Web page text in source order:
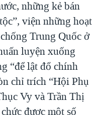
những kẻ bán
viện những hoạt
Trung Quốc ở
luyện xuống
“để lật đổ chính
chỉ trích “Hội Phụ
Vy và Trần Thị
được một số